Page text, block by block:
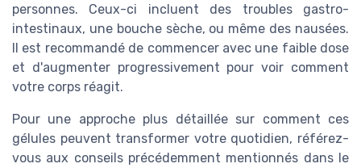
personnes. Ceux-ci incluent des troubles gastro-
intestinaux, une bouche sèche, ou même des nausées.
Il est recommandé de commencer avec une faible dose
et d'augmenter progressivement pour voir comment
votre corps réagit.
Pour une approche plus détaillée sur comment ces
gélules peuvent transformer votre quotidien, référez-
vous aux conseils précédemment mentionnés dans le